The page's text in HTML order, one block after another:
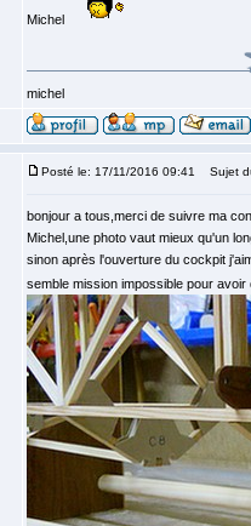
Michel
michel
Posté le: 17/11/2016 09:41 Sujet
bonjour a tous,merci de suivre ma
Michel,une photo vaut mieux qu'un
sinon après l'ouverture du cockpit
semble mission impossible pour